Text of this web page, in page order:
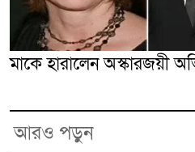
মাকে হারালেন অস্কারজয়ী
আরও পড়ুন